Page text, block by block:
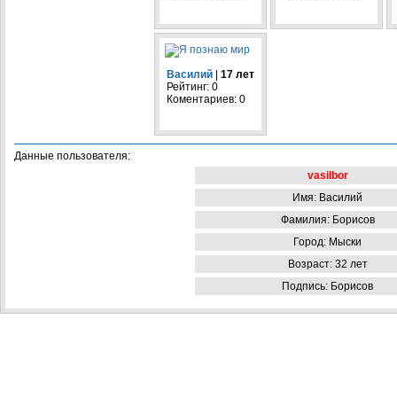
Василий
17 лет
Рейтинг: 0
Коментариев: 0
Данные пользователя:
vasilbor
Имя: Василий
Фамилия: Борисов
Город: Мыски
Возраст: 32 лет
Подпись: Борисов